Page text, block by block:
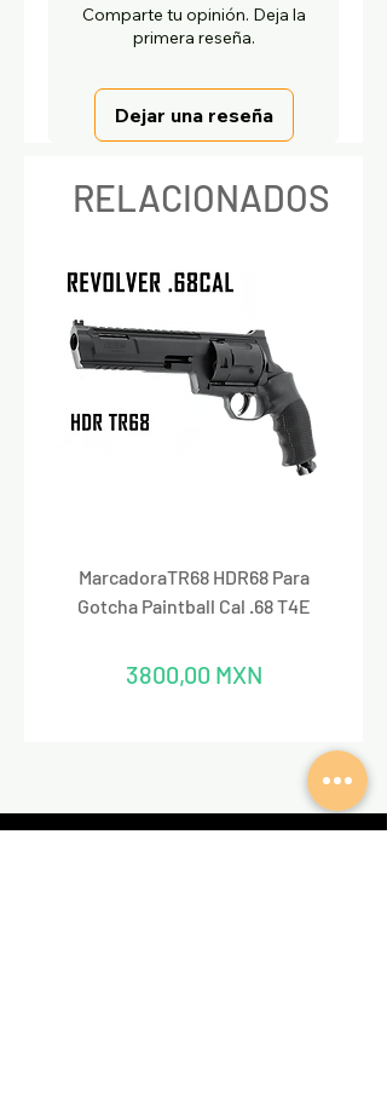
Comparte tu opinión. Deja la
primera reseña.
Dejar una reseña
RELACIONADOS
MarcadoraTR68 HDR68 Para
Gotcha Paintball Cal .68 T4E
Precio
3800,00 MXN